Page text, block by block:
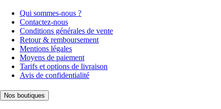
Qui sommes-nous ?
Contactez-nous
Conditions générales de vente
Retour & remboursement
Mentions légales
Moyens de paiement
Tarifs et options de livraison
Avis de confidentialité
Nos boutiques